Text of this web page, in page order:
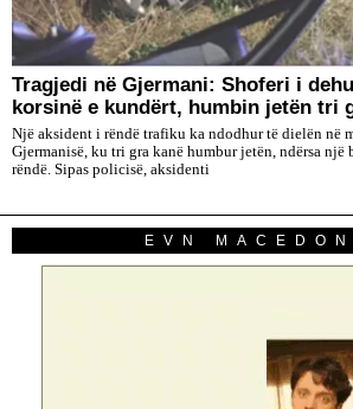
Tragjedi në Gjermani: Shoferi i
korsinë e kundërt, humbin jetën tri
Një aksident i rëndë trafiku ka ndodhur të dielën në
Gjermanisë, ku tri gra kanë humbur jetën, ndërsa një
rëndë. Sipas policisë, aksidenti
EVN